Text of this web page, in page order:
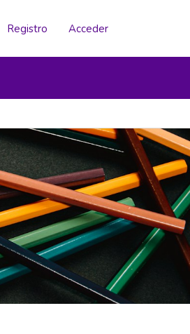
Registro Acceder